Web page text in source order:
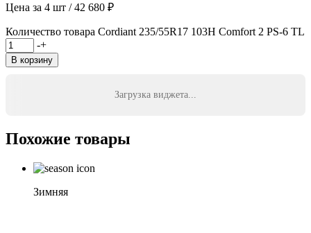
Цена за 4 шт / 42 680 ₽
Количество товара Cordiant 235/55R17 103H Comfort 2 PS-6 TL
-+
В корзину
Загрузка виджета...
Похожие товары
Зимняя